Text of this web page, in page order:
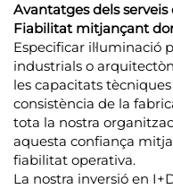
Avantatges dels
Fiabilitat mitjançant
Especificar il·luminació
industrials o
les capacitats
consistència de la
tota la nostra
aquesta confiança
fiabilitat operativa.
La nostra inversió en